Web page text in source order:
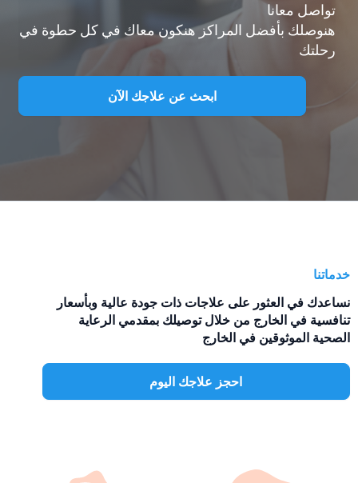
تواصل معانا
هنوصلك بأفضل المراكز هنكون معاك في كل حطوة في
رحلتك
ابحث عن علاجك الآن
خدماتنا
نساعدك في العثور على علاجات ذات جودة عالية وبأسعار
تنافسية في الخارج من خلال توصيلك بمقدمي الرعاية
الصحية الموثوقين في الخارج
احجز علاجك اليوم